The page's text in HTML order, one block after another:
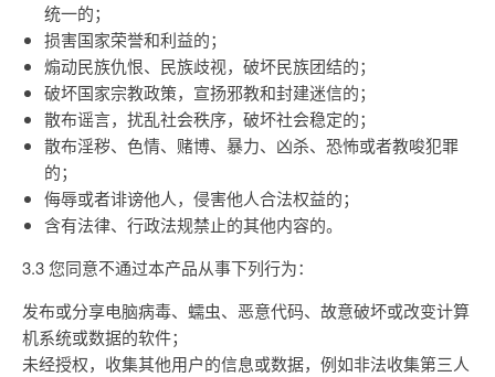
统一的；
损害国家荣誉和利益的；
煽动民族仇恨、民族歧视，破坏民族团结的；
破坏国家宗教政策，宣扬邪教和封建迷信的；
散布谣言，扰乱社会秩序，破坏社会稳定的；
散布淫秽、色情、赌博、暴力、凶杀、恐怖或者教唆犯罪
的；
侮辱或者诽谤他人，侵害他人合法权益的；
含有法律、行政法规禁止的其他内容的。
3.3 您同意不通过本产品从事下列行为：
发布或分享电脑病毒、蠕虫、恶意代码、故意破坏或改变计算
机系统或数据的软件；
未经授权，收集其他用户的信息或数据，例如非法收集第三人